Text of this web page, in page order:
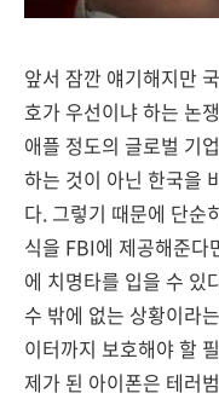
앞서 잠깐 얘기해지만
호가 우선이냐 하는 논
애플 정도의 글로벌 기
하는 것이 아닌 한국을
다. 그렇기 때문에 단순
식을 FBI에 제공해준다
에 치명타를 입을 수 있
수 밖에 없는 상황이라
이터까지 보호해야 할
제가 된 아이폰은 테러